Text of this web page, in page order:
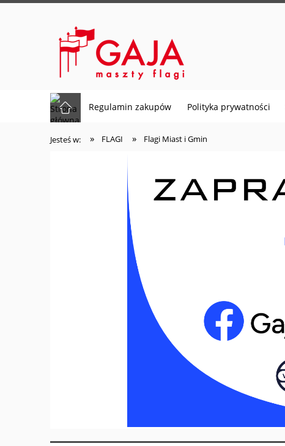
Regulamin zakupów Polityka prywatności
Jesteś w: » FLAGI » Flagi Miast i Gmin